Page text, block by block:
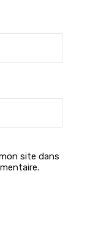
site dans